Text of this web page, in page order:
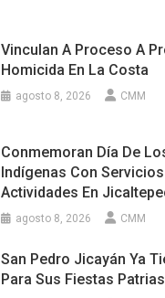
Vinculan A Proceso A
Homicida En La Costa
agosto 8, 2026 CMM
Conmemoran Día De
Indígenas Con
Actividades En
agosto 8, 2026 CMM
San Pedro Jicayán Ya
Para Sus Fiestas Patrias